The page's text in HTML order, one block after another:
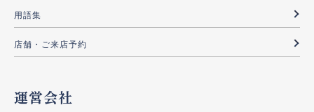
用語集
店舗・ご来店予約
運営会社